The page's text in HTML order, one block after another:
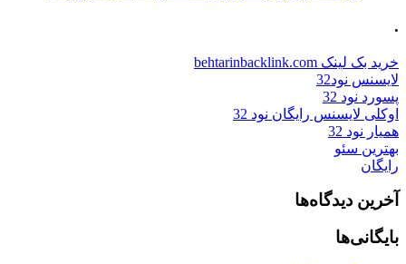
.
خرید بک لینک behtarinbacklink.com
لایسنس نود32
پسورد نود 32
اوکلی لایسنس رایگان نود 32
همیار نود 32
بهترین سئو
رایگان
آخرین دیدگاه‌ها
بایگانی‌ها